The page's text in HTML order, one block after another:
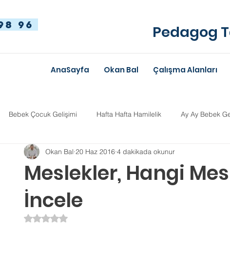
96 Pedagog
AnaSayfa Okan Bal Çalışma Alanları
Bebek Çocuk Gelişimi Hafta Hafta Hamilelik Ay Ay Bebek
Dağınıklığı Hiperaktivite Anne-Baba Eğitimi
TYT-AYT
Meslekler, Hangi
İncele
Okan Bal 20 Haz 2016 4 dakikada okunur
5 üzerinden NaN yıldız